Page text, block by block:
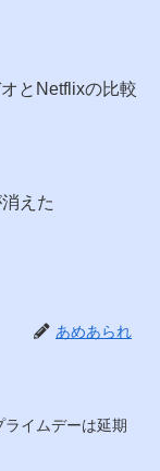
とNetflixの比較
えた
あめあられ
イムデーは延期